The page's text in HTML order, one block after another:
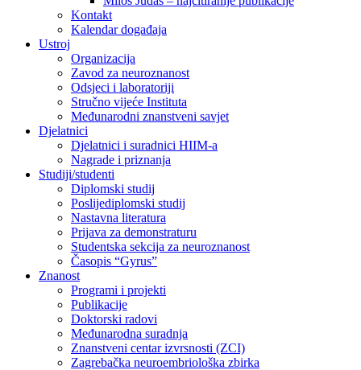
Kontakt
Kalendar događaja
Ustroj
Organizacija
Zavod za neuroznanost
Odsjeci i laboratoriji
Stručno vijeće Instituta
Međunarodni znanstveni savjet
Djelatnici
Djelatnici i suradnici HIIM-a
Nagrade i priznanja
Studiji/studenti
Diplomski studij
Poslijediplomski studij
Nastavna literatura
Prijava za demonstraturu
Studentska sekcija za neuroznanost
Časopis “Gyrus”
Znanost
Programi i projekti
Publikacije
Doktorski radovi
Međunarodna suradnja
Znanstveni centar izvrsnosti (ZCI)
Zagrebačka neuroembriološka zbirka